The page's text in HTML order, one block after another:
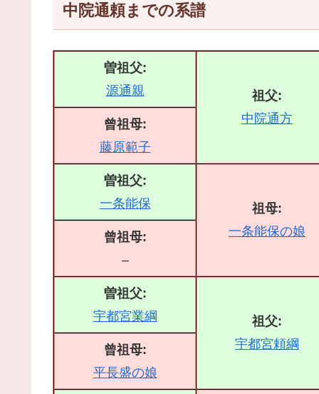
中院通頼までの系譜
曽祖父:
源通親
祖父:
中院通方
曾祖母:
藤原範子
曽祖父:
一条能保
祖母:
一条能保の娘
曾祖母:
–
曽祖父:
宇都宮業綱
祖父:
宇都宮頼綱
曾祖母:
平長盛の娘